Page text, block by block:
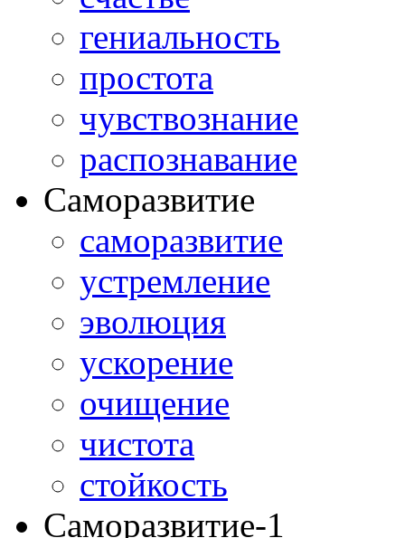
гениальность
простота
чувствознание
распознавание
Саморазвитие
саморазвитие
устремление
эволюция
ускорение
очищение
чистота
стойкость
Саморазвитие-1